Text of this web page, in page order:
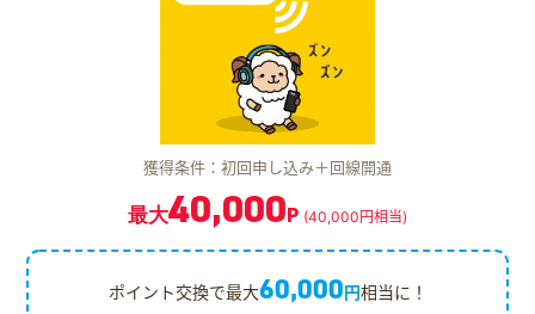
獲得条件：初回申し込み＋回線開通
最大40,000P (40,000円相当)
ポイント交換で最大60,000円相当に！